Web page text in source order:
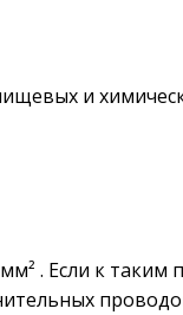
и
. Если к таким